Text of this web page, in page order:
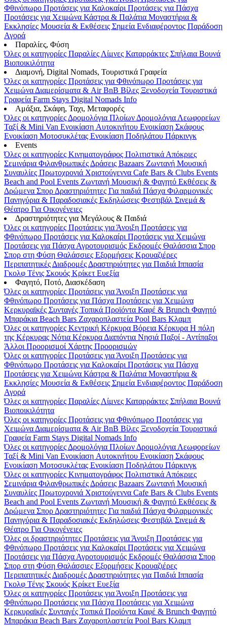
Φθινόπωρο Προτάσεις για Καλοκαίρι Προτάσεις για Πάσχα
Προτάσεις για Χειμώνα Κάστρα & Παλάτια Μοναστήρια &
Εκκλησίες Μουσεία & Εκθέσεις Σημεία Ενδιαφέροντος Παράδοση
Αγορά
Παραλίες, Φύση
Όλες οι κατηγορίες Παραλίες Λίμνες Καταρράκτες Σπήλαια Βουνά
Βιοποικιλότητα
Διαμονή, Digital Nomads, Τουριστικά Γραφεία
Όλες οι κατηγορίες Προτάσεις για Φθινόπωρο Προτάσεις για
Χειμώνα Διαμερίσματα & Air BnB Βίλες Ξενοδοχεία Τουριστικά
Γραφεία Farm Stays Digital Nomads Info
Αμάξια, Σκάφη, Ταχι, Μεταφορές
Όλες οι κατηγορίες Δρομολόγια Πλοίων Δρομολόγια Λεωφορείων
Ταξί & Μini Van Ενοικίαση Aυτοκινήτου Ενοικίαση Σκάφους
Ενοικίαση Μοτοσυκλέτας Ενοικίαση Ποδηλάτου Πάρκινγκ
Events
Όλες οι κατηγορίες Κινηματογράφος Πολιτιστικά Απόκριες
Σεμινάρια Φιλανθρωπικές Δράσεις Bazaars Ζωντανή Μουσική
Συναυλίες Πρωτοχρονιά Χριστούγεννα Cafe Bars & Clubs Events
Beach and Pool Events Ζωντανή Μουσική & Φαγητό Εκθέσεις &
Δρώμενα Σπορ Δραστηριότητες Για παιδιά Πάσχα Φιλαρμονικές
Πανηγύρια & Παραδοσιακές Εκδηλώσεις Φεστιβάλ Σινεμά &
Θέατρο Για Οικογένειες
Δραστηριότητες για Μεγάλους & Παιδιά
Όλες οι κατηγορίες Προτάσεις για Άνοιξη Προτάσεις για
Φθινόπωρο Προτάσεις για Καλοκαίρι Προτάσεις για Χειμώνα
Προτάσεις για Πάσχα Αγροτουρισμός Εκδρομές Θαλάσσια Σπορ
Σπορ στη Φύση Θαλάσσιες Εξορμήσεις Κρουαζιέρες
Περιπατητικές Διαδρομές Δραστηριότητες για Παιδιά Ιππασία
Γκολφ Τένις Σκουός Κρίκετ Ευεξία
Φαγητό, Ποτό, Διασκέδαση
Όλες οι κατηγορίες Προτάσεις για Άνοιξη Προτάσεις για
Φθινόπωρο Προτάσεις για Πάσχα Προτάσεις για Χειμώνα
Κερκυραϊκές Συνταγές Τοπικά Προϊόντα Καφέ & Brunch Φαγητό
Μπαράκια Beach Bars Ζαχαροπλαστεία Pool Bars Κλαμπ
Όλες οι κατηγορίες Κεντρική Κέρκυρα Βόρεια Κέρκυρα Η πόλη
της Κέρκυρας Νότια Κέρκυρα Διαπόντια Νησιά Παξοί - Αντίπαξοι
Άλλοι Προορισμοί Χάρτης Προορισμών
Όλες οι κατηγορίες Προτάσεις για Άνοιξη Προτάσεις για
Φθινόπωρο Προτάσεις για Καλοκαίρι Προτάσεις για Πάσχα
Προτάσεις για Χειμώνα Κάστρα & Παλάτια Μοναστήρια &
Εκκλησίες Μουσεία & Εκθέσεις Σημεία Ενδιαφέροντος Παράδοση
Αγορά
Όλες οι κατηγορίες Παραλίες Λίμνες Καταρράκτες Σπήλαια Βουνά
Βιοποικιλότητα
Όλες οι κατηγορίες Προτάσεις για Φθινόπωρο Προτάσεις για
Χειμώνα Διαμερίσματα & Air BnB Βίλες Ξενοδοχεία Τουριστικά
Γραφεία Farm Stays Digital Nomads Info
Όλες οι κατηγορίες Δρομολόγια Πλοίων Δρομολόγια Λεωφορείων
Ταξί & Μini Van Ενοικίαση Aυτοκινήτου Ενοικίαση Σκάφους
Ενοικίαση Μοτοσυκλέτας Ενοικίαση Ποδηλάτου Πάρκινγκ
Όλες οι κατηγορίες Κινηματογράφος Πολιτιστικά Απόκριες
Σεμινάρια Φιλανθρωπικές Δράσεις Bazaars Ζωντανή Μουσική
Συναυλίες Πρωτοχρονιά Χριστούγεννα Cafe Bars & Clubs Events
Beach and Pool Events Ζωντανή Μουσική & Φαγητό Εκθέσεις &
Δρώμενα Σπορ Δραστηριότητες Για παιδιά Πάσχα Φιλαρμονικές
Πανηγύρια & Παραδοσιακές Εκδηλώσεις Φεστιβάλ Σινεμά &
Θέατρο Για Οικογένειες
Όλες οι δραστηριότητες Προτάσεις για Άνοιξη Προτάσεις για
Φθινόπωρο Προτάσεις για Καλοκαίρι Προτάσεις για Χειμώνα
Προτάσεις για Πάσχα Αγροτουρισμός Εκδρομές Θαλάσσια Σπορ
Σπορ στη Φύση Θαλάσσιες Εξορμήσεις Κρουαζιέρες
Περιπατητικές Διαδρομές Δραστηριότητες για Παιδιά Ιππασία
Γκολφ Τένις Σκουός Κρίκετ Ευεξία
Όλες οι κατηγορίες Προτάσεις για Άνοιξη Προτάσεις για
Φθινόπωρο Προτάσεις για Πάσχα Προτάσεις για Χειμώνα
Κερκυραϊκές Συνταγές Τοπικά Προϊόντα Καφέ & Brunch Φαγητό
Μπαράκια Beach Bars Ζαχαροπλαστεία Pool Bars Κλαμπ